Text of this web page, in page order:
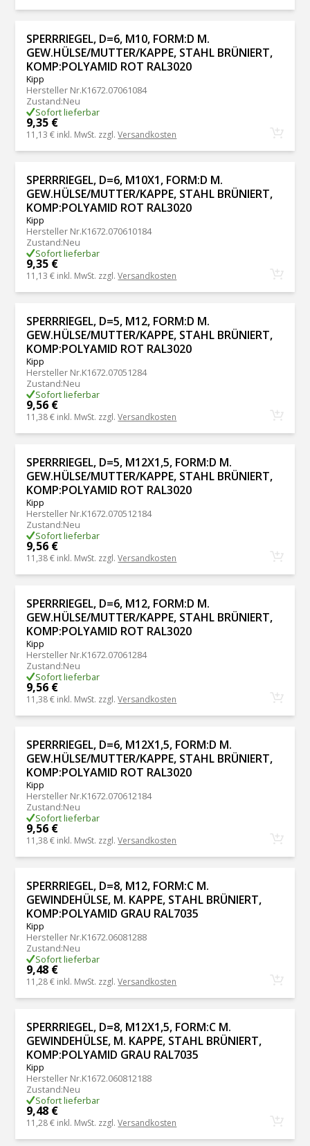
SPERRRIEGEL, D=6, M10, FORM:D M.
GEW.HÜLSE/MUTTER/KAPPE, STAHL BRÜNIERT,
KOMP:POLYAMID ROT RAL3020
Kipp
Hersteller Nr.K1672.07061084
Zustand:Neu
Sofort lieferbar
9,35 €
11,13 € inkl. MwSt. zzgl.Versandkosten
SPERRRIEGEL, D=6, M10X1, FORM:D M.
GEW.HÜLSE/MUTTER/KAPPE, STAHL BRÜNIERT,
KOMP:POLYAMID ROT RAL3020
Kipp
Hersteller Nr.K1672.070610184
Zustand:Neu
Sofort lieferbar
9,35 €
11,13 € inkl. MwSt. zzgl.Versandkosten
SPERRRIEGEL, D=5, M12, FORM:D M.
GEW.HÜLSE/MUTTER/KAPPE, STAHL BRÜNIERT,
KOMP:POLYAMID ROT RAL3020
Kipp
Hersteller Nr.K1672.07051284
Zustand:Neu
Sofort lieferbar
9,56 €
11,38 € inkl. MwSt. zzgl.Versandkosten
SPERRRIEGEL, D=5, M12X1,5, FORM:D M.
GEW.HÜLSE/MUTTER/KAPPE, STAHL BRÜNIERT,
KOMP:POLYAMID ROT RAL3020
Kipp
Hersteller Nr.K1672.070512184
Zustand:Neu
Sofort lieferbar
9,56 €
11,38 € inkl. MwSt. zzgl.Versandkosten
SPERRRIEGEL, D=6, M12, FORM:D M.
GEW.HÜLSE/MUTTER/KAPPE, STAHL BRÜNIERT,
KOMP:POLYAMID ROT RAL3020
Kipp
Hersteller Nr.K1672.07061284
Zustand:Neu
Sofort lieferbar
9,56 €
11,38 € inkl. MwSt. zzgl.Versandkosten
SPERRRIEGEL, D=6, M12X1,5, FORM:D M.
GEW.HÜLSE/MUTTER/KAPPE, STAHL BRÜNIERT,
KOMP:POLYAMID ROT RAL3020
Kipp
Hersteller Nr.K1672.070612184
Zustand:Neu
Sofort lieferbar
9,56 €
11,38 € inkl. MwSt. zzgl.Versandkosten
SPERRRIEGEL, D=8, M12, FORM:C M.
GEWINDEHÜLSE, M. KAPPE, STAHL BRÜNIERT,
KOMP:POLYAMID GRAU RAL7035
Kipp
Hersteller Nr.K1672.06081288
Zustand:Neu
Sofort lieferbar
9,48 €
11,28 € inkl. MwSt. zzgl.Versandkosten
SPERRRIEGEL, D=8, M12X1,5, FORM:C M.
GEWINDEHÜLSE, M. KAPPE, STAHL BRÜNIERT,
KOMP:POLYAMID GRAU RAL7035
Kipp
Hersteller Nr.K1672.060812188
Zustand:Neu
Sofort lieferbar
9,48 €
11,28 € inkl. MwSt. zzgl.Versandkosten